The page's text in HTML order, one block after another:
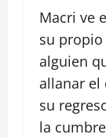
Macri ve
su
alguien
allanar el
su
la